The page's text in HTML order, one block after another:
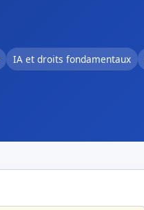
IA et droits fondamentaux